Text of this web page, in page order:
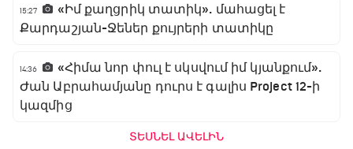
15:27
«Իմ քաղցրիկ տատիկ». մահացել է
Քարդաշյան-Ջեներ քույրերի տատիկը
14:36
«Հիմա նոր փուլ է սկսվում իմ կյանքում».
Ժան Աբրահամյանը դուրս է գալիս Project 12-ի
կազմից
ՏԵՍՆԵԼ ԱՎԵԼԻՆ